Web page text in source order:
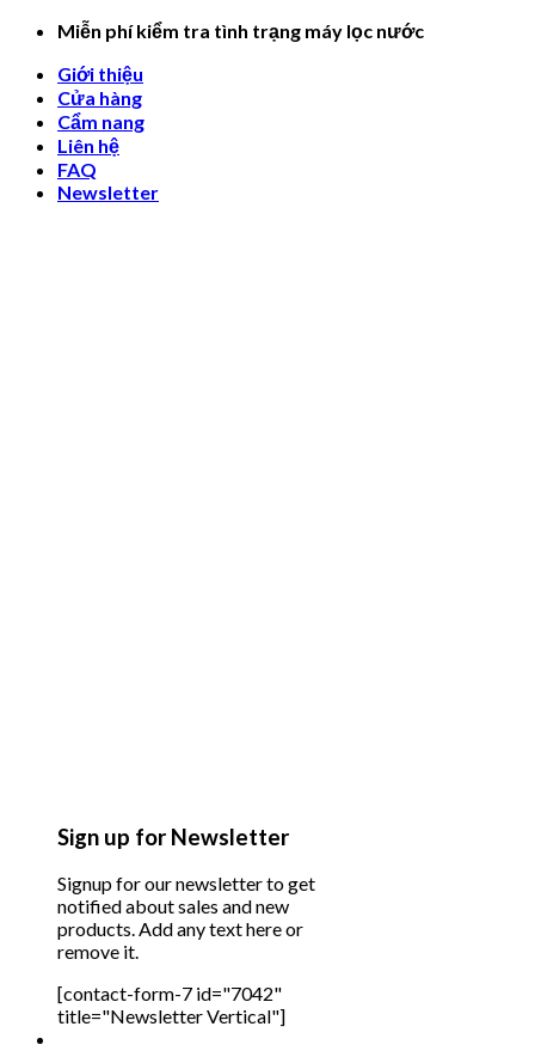
Skip
content
Miễn phí kiểm tra tình trạng máy lọc nước
Giới thiệu
Cửa hàng
Cẩm nang
Liên hệ
FAQ
Newsletter
Sign up for Newsletter
Signup for our newsletter to get
notified about sales and new
products. Add any text here or
remove it.
[contact-form-7 id="7042"
title="Newsletter Vertical"]